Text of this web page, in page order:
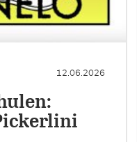
12.06.2026